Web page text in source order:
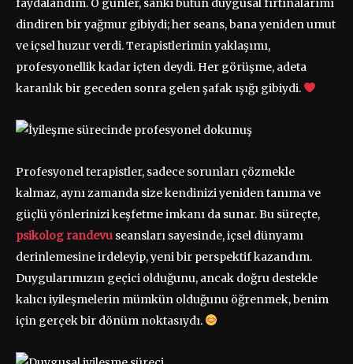
faydalandım. O günler, sanki bütün duygusal fırtınalarımı
dindiren bir yağmur gibiydi; her seans, bana yeniden umut
ve içsel huzur verdi. Terapistlerimin yaklaşımı,
profesyonellik kadar içten deydi. Her görüşme, adeta
karanlık bir geceden sonra gelen şafak ışığı gibiydi.
Profesyonel terapistler, sadece sorunları çözmekle
kalmaz, aynı zamanda size kendinizi yeniden tanıma ve
güçlü yönlerinizi keşfetme imkanı da sunar. Bu süreçte,
psikolog randevu seansları sayesinde, içsel dünyamı
derinlemesine irdeleyip, yeni bir perspektif kazandım.
Duygularımızın geçici olduğunu, ancak doğru destekle
kalıcı iyileşmelerin mümkün olduğunu öğrenmek, benim
için gerçek bir dönüm noktasıydı.